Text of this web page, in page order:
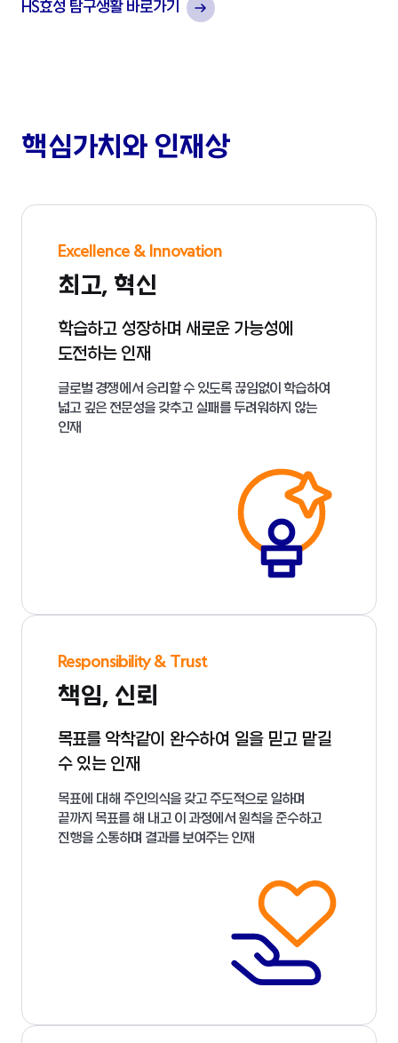
HS효성 탐구생활 바로가기
핵심가치와 인재상
Excellence & Innovation
최고, 혁신
학습하고 성장하며 새로운 가능성에
도전하는 인재
글로벌 경쟁에서 승리할 수 있도록 끊임없이 학습하여
넓고 깊은 전문성을 갖추고 실패를 두려워하지 않는
인재
Responsibility & Trust
책임, 신뢰
목표를 악착같이 완수하여 일을 믿고 맡길
수 있는 인재
목표에 대해 주인의식을 갖고 주도적으로 일하며
끝까지 목표를 해 내고 이 과정에서 원칙을 준수하고
진행을 소통하며 결과를 보여주는 인재